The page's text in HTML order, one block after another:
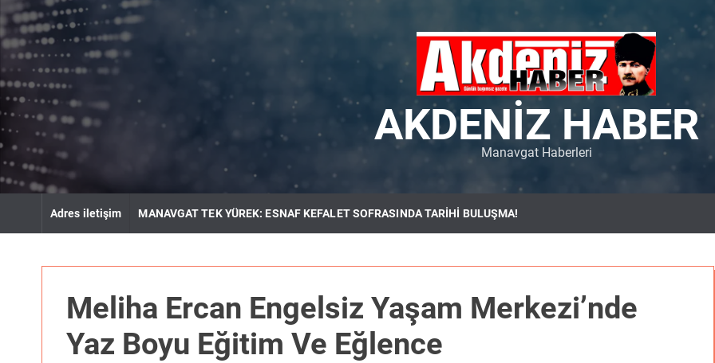
k
t
c
o
n
e
AKDENIZ HABER
Manavgat Haberleri
Adres iletişim MANAVGAT TEK YÜREK: ESNAF KEFALET SOFRASINDA TARİHİ BULUŞMA!
Meliha Ercan Engelsiz Yaşam Merkezi’nde
Yaz Boyu Eğitim Ve Eğlence